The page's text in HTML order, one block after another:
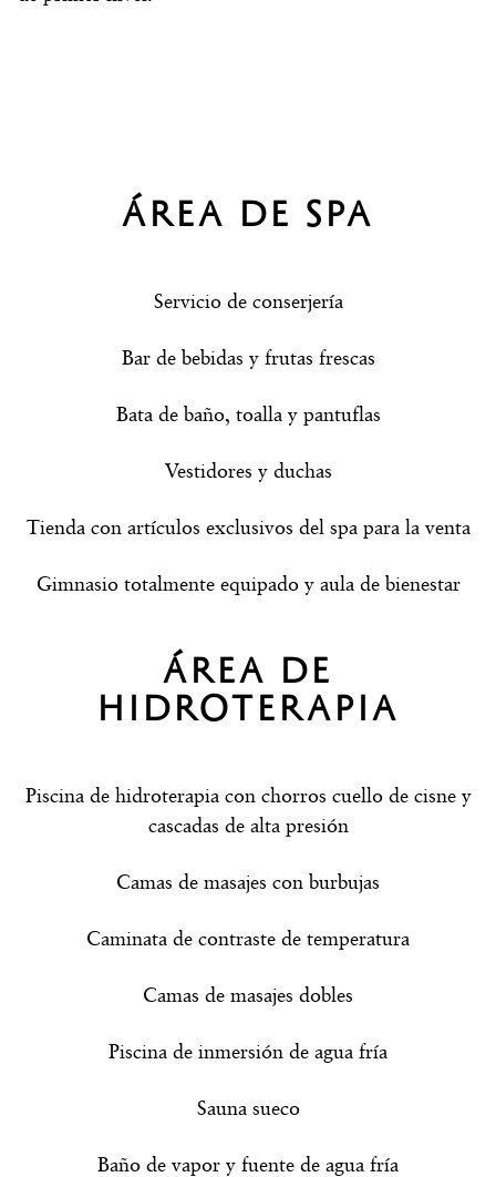
ÁREA DE SPA
Servicio de conserjería
Bar de bebidas y frutas frescas
Bata de baño, toalla y pantuflas
Vestidores y duchas
Tienda con artículos exclusivos del spa para la venta
Gimnasio totalmente equipado y aula de bienestar
ÁREA DE
HIDROTERAPIA
Piscina de hidroterapia con chorros cuello de cisne y
cascadas de alta presión
Camas de masajes con burbujas
Caminata de contraste de temperatura
Camas de masajes dobles
Piscina de inmersión de agua fría
Sauna sueco
Baño de vapor y fuente de agua fría